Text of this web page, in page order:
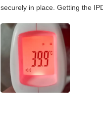
securely in place. Getting the